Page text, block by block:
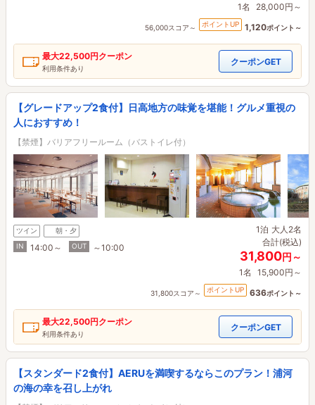
1名 28,000円～
56,000スコア～ ポイントUP 1,120ポイント～
最大22,500円クーポン
利用条件あり
クーポンGET
【グレードアップ2食付】日高地方の味覚を堪能！グルメ重視の
人におすすめ！
【禁煙】バリアフリールーム（バストイレ付）
ツイン
朝・夕
IN
14:00～ OUT ～10:00
1泊 大人2名
合計(税込)
31,800円～
1名 15,900円～
31,800スコア～ ポイントUP 636ポイント～
最大22,500円クーポン
利用条件あり
クーポンGET
【スタンダード2食付】AERUを満喫するならこのプラン！浦河
の海の幸を召し上がれ